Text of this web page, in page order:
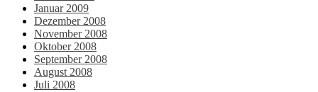
Januar 2009
Dezember 2008
November 2008
Oktober 2008
September 2008
August 2008
Juli 2008